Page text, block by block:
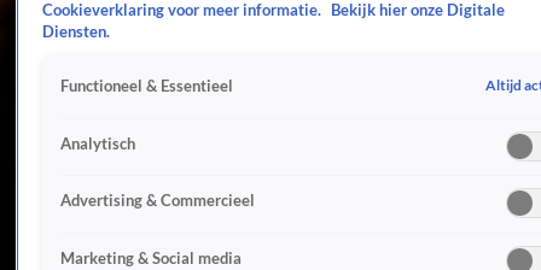
Cookieverklaring voor meer informatie.
Bekijk hier onze Digitale
Diensten.
Functioneel & Essentieel Altijd
Analytisch
Advertising & Commercieel
Marketing & Social media